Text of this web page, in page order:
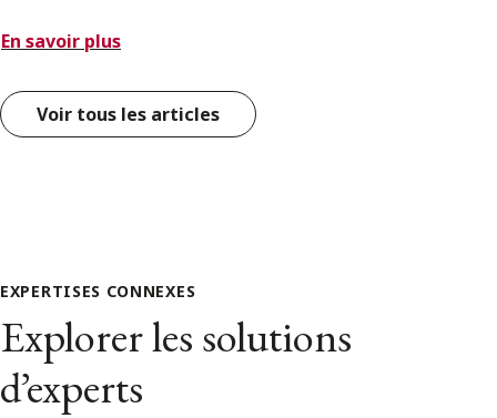
En savoir plus
Voir tous les articles
EXPERTISES CONNEXES
Explorer les solutions
d’experts